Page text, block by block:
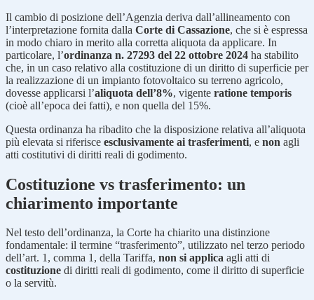
Il cambio di posizione dell’Agenzia deriva dall’allineamento con
l’interpretazione fornita dalla Corte di Cassazione, che si è espressa
in modo chiaro in merito alla corretta aliquota da applicare. In
particolare, l’ordinanza n. 27293 del 22 ottobre 2024 ha stabilito
che, in un caso relativo alla costituzione di un diritto di superficie per
la realizzazione di un impianto fotovoltaico su terreno agricolo,
dovesse applicarsi l’aliquota dell’8%, vigente ratione temporis
(cioè all’epoca dei fatti), e non quella del 15%.
Questa ordinanza ha ribadito che la disposizione relativa all’aliquota
più elevata si riferisce esclusivamente ai trasferimenti, e non agli
atti costitutivi di diritti reali di godimento.
Costituzione vs trasferimento: un
chiarimento importante
Nel testo dell’ordinanza, la Corte ha chiarito una distinzione
fondamentale: il termine “trasferimento”, utilizzato nel terzo periodo
dell’art. 1, comma 1, della Tariffa, non si applica agli atti di
costituzione di diritti reali di godimento, come il diritto di superficie
o la servitù.